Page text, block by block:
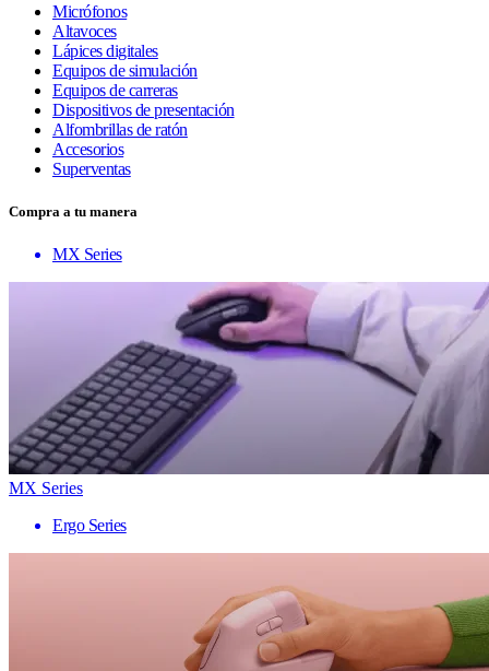
Micrófonos
Altavoces
Lápices digitales
Equipos de simulación
Equipos de carreras
Dispositivos de presentación
Alfombrillas de ratón
Accesorios
Superventas
Compra a tu manera
MX Series
MX Series
Ergo Series